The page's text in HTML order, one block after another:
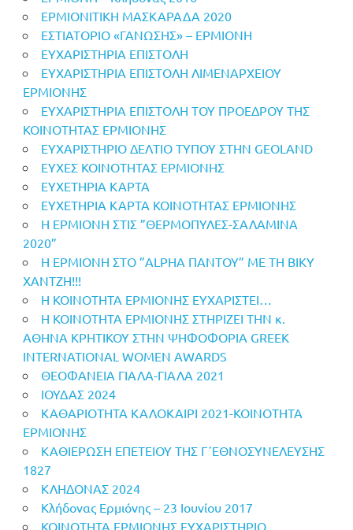
ΕΡΜΙΟΝΙΤΙΚΗ ΜΑΣΚΑΡΑΔΑ 2020
ΕΣΤΙΑΤΟΡΙΟ «ΓΑΝΩΣΗΣ» – ΕΡΜΙΟΝΗ
ΕΥΧΑΡΙΣΤΗΡΙΑ ΕΠΙΣΤΟΛΗ
ΕΥΧΑΡΙΣΤΗΡΙΑ ΕΠΙΣΤΟΛΗ ΛΙΜΕΝΑΡΧΕΙΟΥ
ΕΡΜΙΟΝΗΣ
ΕΥΧΑΡΙΣΤΗΡΙΑ ΕΠΙΣΤΟΛΗ ΤΟΥ ΠΡΟΕΔΡΟΥ ΤΗΣ
ΚΟΙΝΟΤΗΤΑΣ ΕΡΜΙΟΝΗΣ
ΕΥΧΑΡΙΣΤΗΡΙΟ ΔΕΛΤΙΟ ΤΥΠΟΥ ΣΤΗΝ GEOLAND
ΕΥΧΕΣ ΚΟΙΝΟΤΗΤΑΣ ΕΡΜΙΟΝΗΣ
ΕΥΧΕΤΗΡΙΑ ΚΑΡΤΑ
ΕΥΧΕΤΗΡΙΑ ΚΑΡΤΑ ΚΟΙΝΟΤΗΤΑΣ ΕΡΜΙΟΝΗΣ
Η ΕΡΜΙΟΝΗ ΣΤΙΣ ”ΘΕΡΜΟΠΥΛΕΣ-ΣΑΛΑΜΙΝΑ
2020”
Η ΕΡΜΙΟΝΗ ΣΤΟ ”ALPHA ΠΑΝΤΟΥ” ΜΕ ΤΗ ΒΙΚΥ
ΧΑΝΤΖΗ!!!
Η ΚΟΙΝΟΤΗΤΑ ΕΡΜΙΟΝΗΣ ΕΥΧΑΡΙΣΤΕΙ…
Η ΚΟΙΝΟΤΗΤΑ ΕΡΜΙΟΝΗΣ ΣΤΗΡΙΖΕΙ ΤΗΝ κ.
ΑΘΗΝΑ ΚΡΗΤΙΚΟΥ ΣΤΗΝ ΨΗΦΟΦΟΡΙΑ GREEK
INTERNATIONAL WOMEN AWARDS
ΘΕΟΦΑΝΕΙΑ ΓΙΑΛΑ-ΓΙΑΛΑ 2021
ΙΟΥΔΑΣ 2024
ΚΑΘΑΡΙΟΤΗΤΑ ΚΑΛΟΚΑΙΡΙ 2021-ΚΟΙΝΟΤΗΤΑ
ΕΡΜΙΟΝΗΣ
ΚΑΘΙΕΡΩΣΗ ΕΠΕΤΕΙΟΥ ΤΗΣ Γ΄ΕΘΝΟΣΥΝΕΛΕΥΣΗΣ
1827
ΚΛΗΔΟΝΑΣ 2024
Κλήδονας Ερμιόνης – 23 Ιουνίου 2017
ΚΟΙΝΟΤΗΤΑ ΕΡΜΙΟΝΗΣ ΕΥΧΑΡΙΣΤΗΡΙΟ